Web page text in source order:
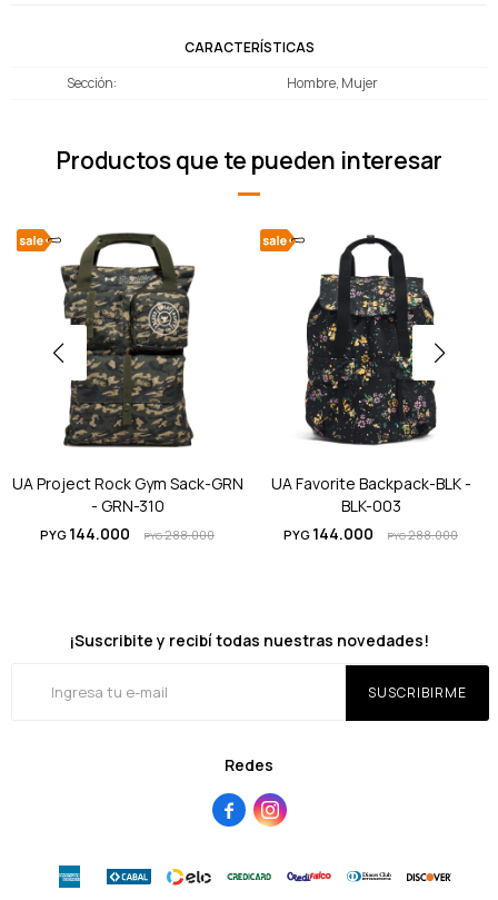
CARACTERÍSTICAS
Sección
Hombre, Mujer
Productos que te pueden interesar
UA Project Rock Gym Sack-GRN
- GRN-310
PYG 144.000 PYG288.000
UA Favorite Backpack-BLK -
BLK-003
PYG 144.000 PYG288.000
Redes
 
¡Suscribite y recibí todas nuestras novedades!
SUSCRIBIRME